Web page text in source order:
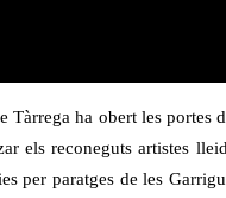
Tàrrega ha obert les portes
els reconeguts artistes
per paratges de les